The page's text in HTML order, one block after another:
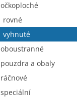
očkoploché
rovné
vyhnuté
oboustranné
pouzdra a obaly
ráčnové
speciální